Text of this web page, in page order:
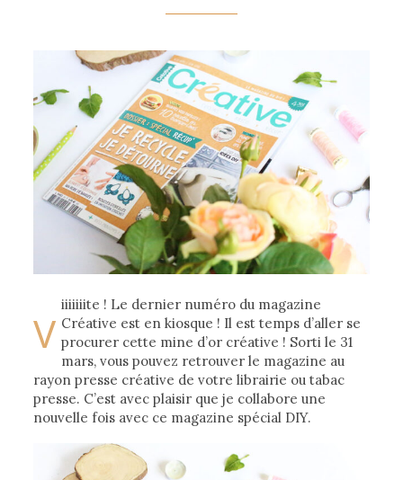
V
iiiiiiite ! Le dernier numéro du magazine
Créative est en kiosque ! Il est temps d’aller se
procurer cette mine d’or créative ! Sorti le 31
mars, vous pouvez retrouver le magazine au
rayon presse créative de votre librairie ou tabac
presse. C’est avec plaisir que je collabore une
nouvelle fois avec ce magazine spécial DIY.